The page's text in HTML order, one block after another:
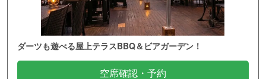
ダーツも遊べる屋上テラスBBQ＆ビアガーデン！
空席確認・予約